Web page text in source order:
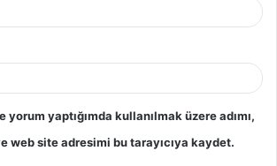
yorum yaptığımda kullanılmak üzere adımı,
web site adresimi bu tarayıcıya kaydet.